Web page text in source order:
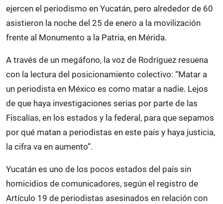
ejercen el periodismo en Yucatán, pero alrededor de 60
asistieron la noche del 25 de enero a la movilización
frente al Monumento a la Patria, en Mérida.
A través de un megáfono, la voz de Rodríguez resuena
con la lectura del posicionamiento colectivo: “Matar a
un periodista en México es como matar a nadie. Lejos
de que haya investigaciones serias por parte de las
Fiscalías, en los estados y la federal, para que sepamos
por qué matan a periodistas en este país y haya justicia,
la cifra va en aumento”.
Yucatán es uno de los pocos estados del país sin
homicidios de comunicadores, según el registro de
Artículo 19 de periodistas asesinados en relación con